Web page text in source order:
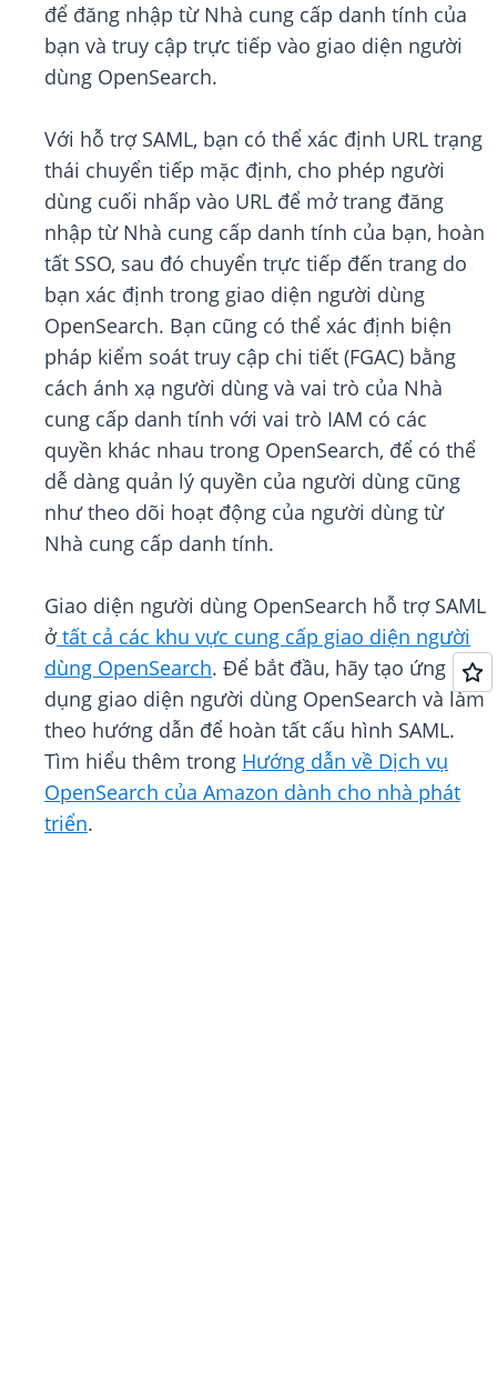
để đăng nhập từ Nhà cung cấp danh tính của
bạn và truy cập trực tiếp vào giao diện người
dùng OpenSearch.
Với hỗ trợ SAML, bạn có thể xác định URL trạng
thái chuyển tiếp mặc định, cho phép người
dùng cuối nhấp vào URL để mở trang đăng
nhập từ Nhà cung cấp danh tính của bạn, hoàn
tất SSO, sau đó chuyển trực tiếp đến trang do
bạn xác định trong giao diện người dùng
OpenSearch. Bạn cũng có thể xác định biện
pháp kiểm soát truy cập chi tiết (FGAC) bằng
cách ánh xạ người dùng và vai trò của Nhà
cung cấp danh tính với vai trò IAM có các
quyền khác nhau trong OpenSearch, để có thể
dễ dàng quản lý quyền của người dùng cũng
như theo dõi hoạt động của người dùng từ
Nhà cung cấp danh tính.
Giao diện người dùng OpenSearch hỗ trợ SAML
ởtất cả các khu vực cung cấp giao diện người
dùng OpenSearch. Để bắt đầu, hãy tạo ứng
dụng giao diện người dùng OpenSearch và làm
theo hướng dẫn để hoàn tất cấu hình SAML.
Tìm hiểu thêm trong Hướng dẫn về Dịch vụ
OpenSearch của Amazon dành cho nhà phát
triển.